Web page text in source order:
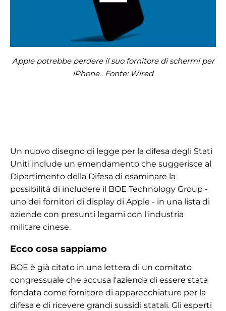
Apple potrebbe perdere il suo fornitore di schermi per
iPhone . Fonte: Wired
Un nuovo disegno di legge per la difesa degli Stati
Uniti include un emendamento che suggerisce al
Dipartimento della Difesa di esaminare la
possibilità di includere il BOE Technology Group -
uno dei fornitori di display di Apple - in una lista di
aziende con presunti legami con l'industria
militare cinese.
Ecco cosa sappiamo
BOE è già citato in una lettera di un comitato
congressuale che accusa l'azienda di essere stata
fondata come fornitore di apparecchiature per la
difesa e di ricevere grandi sussidi statali. Gli esperti